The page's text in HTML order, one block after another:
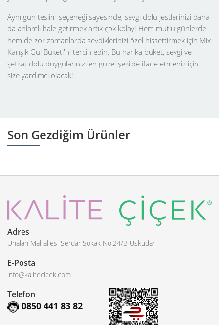
Aynı gün teslim seçeneği sayesinde, sevgi dolu jestlerinizi daha
da anlamlı hale getirmek artık çok kolay! Hem mutlu günlerde
hem de zor zamanlarda sevdiklerinizi özel hissettirmek için Mix
Karışık Gül Buketi'ni tercih edin. Bu harika buket, sevgi ve
şefkat dolu duygularınızı en güzel şekilde ifade etmeniz için
size yardımcı olacak!
Son Gezdiğim Ürünler
Adres
Ünalan Mahallesi Serdar Sokak No:24/B Üsküdar
E-Posta
info@kalitecicek.com
Telefon
0850 441 83 82